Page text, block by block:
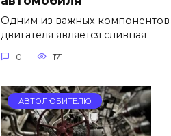
Одним из важных компонентов
двигателя является сливная
0 171
АВТОЛЮБИТЕЛЮ